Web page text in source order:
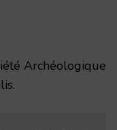
Archéologique